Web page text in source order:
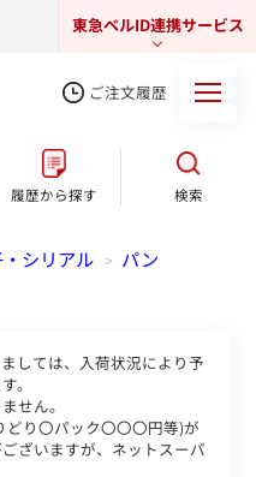
東急ベルID連携サービス
ショップ
ご注文履歴
履歴から探す 検索
シリアル > パン
しては、入荷状況により予
。
せん。
り〇パック〇〇〇円等)が
ざいますが、ネットスーパ